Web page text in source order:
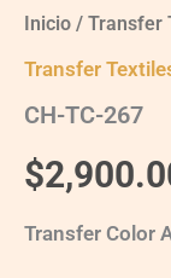
Inicio / Transfer
Transfer
CH-TC-267
$
Transfer Color